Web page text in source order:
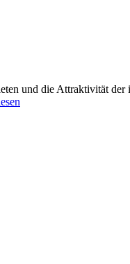
und die Attraktivität